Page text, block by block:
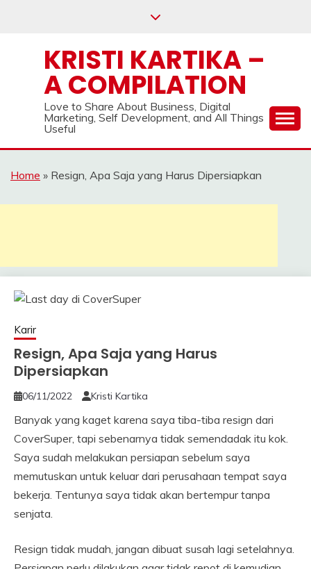
KRISTI KARTIKA –
A COMPILATION
Love to Share About Business, Digital
Marketing, Self Development, and All Things
Useful
Home » Resign, Apa Saja yang Harus Dipersiapkan
Karir
Resign, Apa Saja yang Harus
Dipersiapkan
06/11/2022 Kristi Kartika
Banyak yang kaget karena saya tiba-tiba resign dari
CoverSuper, tapi sebenarnya tidak semendadak itu kok.
Saya sudah melakukan persiapan sebelum saya
memutuskan untuk keluar dari perusahaan tempat saya
bekerja. Tentunya saya tidak akan bertempur tanpa
senjata.
Resign tidak mudah, jangan dibuat susah lagi setelahnya.